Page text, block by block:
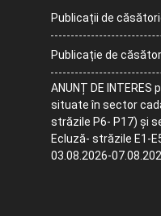
Publicații de
Publicație de
ANUNȚ DE
situate în sector
străzile P6- P17) și
Ecluză- străzile E1-
03.08.2026-